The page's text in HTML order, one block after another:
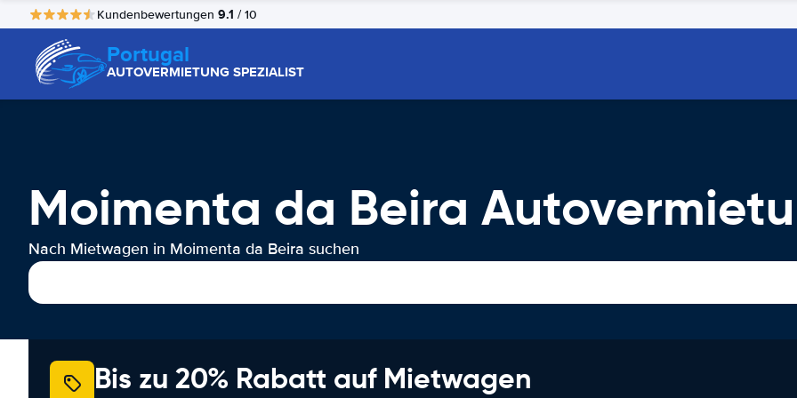
Kundenbewertungen 9.1 / 10
Portugal
AUTOVERMIETUNG SPEZIALIST
Moimenta da Beira
Nach Mietwagen in Moimenta da Beira suchen
Bis zu 20% Rabatt auf Mietwagen